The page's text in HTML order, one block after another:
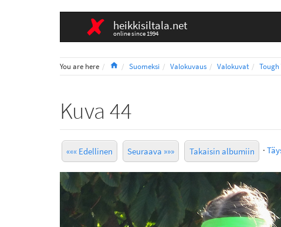
heikkisiltala.net
online since 1994
You are here HomeSuomeksi Valokuvaus Valokuvat Tough
Kuva 44
««« Edellinen Seuraava »»» Takaisin albumiin ·